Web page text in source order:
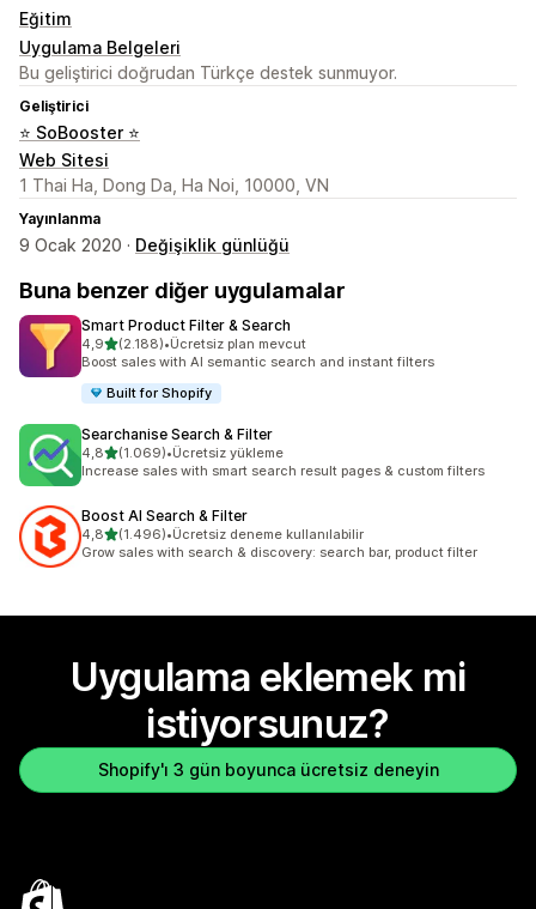
Eğitim
Uygulama Belgeleri
Bu geliştirici doğrudan Türkçe destek sunmuyor.
Geliştirici
⭐ SoBooster ⭐
Web Sitesi
1 Thai Ha, Dong Da, Ha Noi, 10000, VN
Yayınlanma
9 Ocak 2020 · Değişiklik günlüğü
Buna benzer diğer uygulamalar
Smart Product Filter & Search
4,95 yıldız üzerinden
(2.188)
toplam 2188 değerlendirme
•Ücretsiz plan mevcut
Boost sales with AI semantic search and instant filters
Built for Shopify
Searchanise Search & Filter
4,85 yıldız üzerinden
(1.069)
toplam 1069 değerlendirme
•Ücretsiz yükleme
Increase sales with smart search result pages & custom filters
Boost AI Search & Filter
4,85 yıldız üzerinden
(1.496)
toplam 1496 değerlendirme
•Ücretsiz deneme kullanılabilir
Grow sales with search & discovery: search bar, product filter
Uygulama eklemek mi
istiyorsunuz?
Shopify'ı 3 gün boyunca ücretsiz deneyin